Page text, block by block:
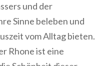
und der
Sinne beleben und
vom Alltag bieten.
Rhone ist eine